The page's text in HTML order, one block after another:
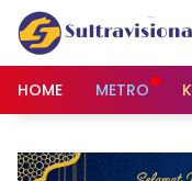
Langsung
konten
HOME
METRO